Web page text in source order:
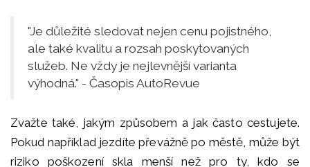
"Je důležité sledovat nejen cenu pojistného,
ale také kvalitu a rozsah poskytovaných
služeb. Ne vždy je nejlevnější varianta
výhodná." - Časopis AutoRevue
Zvažte také, jakým způsobem a jak často cestujete.
Pokud například jezdíte převážně po městě, může být
riziko poškození skla menší než pro ty, kdo se